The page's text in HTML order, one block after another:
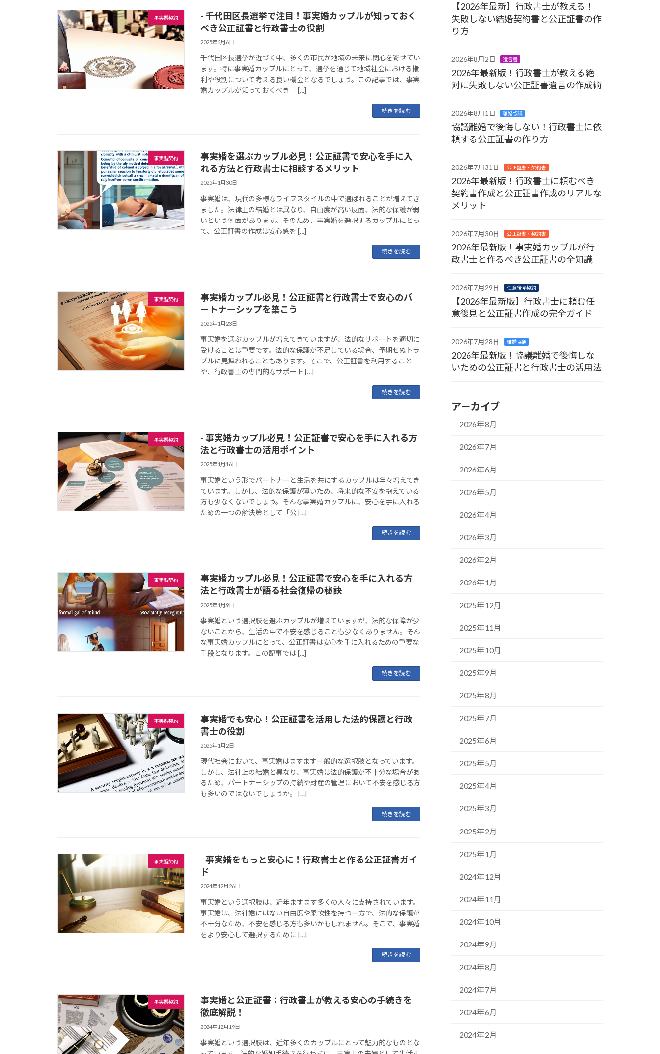
事実婚契約
- 千代田区長選挙で注目！事実婚カップルが知っておく
べき公正証書と行政書士の役割
2025年2月6日
千代田区長選挙が近づく中、多くの市民が地域の未来に関心を寄せてい
ます。特に事実婚カップルにとって、選挙を通じて地域社会における権
利や役割について考える良い機会となるでしょう。この記事では、事実
婚カップルが知っておくべき「 […]
続きを読む
事実婚契約
事実婚を選ぶカップル必見！公正証書で安心を手に入
れる方法と行政書士に相談するメリット
2025年1月30日
事実婚は、現代の多様なライフスタイルの中で選ばれることが増えてき
ました。法律上の結婚とは異なり、自由度が高い反面、法的な保護が弱
いという側面があります。そのため、事実婚を選択するカップルにとっ
て、公正証書の作成は安心感を […]
続きを読む
事実婚契約
事実婚カップル必見！公正証書と行政書士で安心のパ
ートナーシップを築こう
2025年1月23日
事実婚を選ぶカップルが増えてきていますが、法的なサポートを適切に
受けることは重要です。法的な保護が不足している場合、予期せぬトラ
ブルに見舞われることもあります。そこで、公正証書を利用すること
や、行政書士の専門的なサポート […]
続きを読む
事実婚契約
- 事実婚カップル必見！公正証書で安心を手に入れる方
法と行政書士の活用ポイント
2025年1月16日
事実婚という形でパートナーと生活を共にするカップルは年々増えてき
ています。しかし、法的な保護が薄いため、将来的な不安を抱えている
方も少なくないでしょう。そんな事実婚カップルに、安心を手に入れる
ための一つの解決策として「公 […]
続きを読む
事実婚契約
事実婚カップル必見！公正証書で安心を手に入れる方
法と行政書士が語る社会復帰の秘訣
2025年1月9日
事実婚という選択肢を選ぶカップルが増えていますが、法的な保障が少
ないことから、生活の中で不安を感じることも少なくありません。そん
な事実婚カップルにとって、公正証書は安心を手に入れるための重要な
手段となります。この記事では […]
続きを読む
事実婚契約
事実婚でも安心！公正証書を活用した法的保護と行政
書士の役割
2025年1月2日
現代社会において、事実婚はますます一般的な選択肢となっています。
しかし、法律上の結婚と異なり、事実婚は法的保護が不十分な場合があ
るため、パートナーシップの持続や財産の管理において不安を感じる方
も多いのではないでしょうか。 […]
続きを読む
事実婚契約
- 事実婚をもっと安心に！行政書士と作る公正証書ガイ
ド
2024年12月26日
事実婚という選択肢は、近年ますます多くの人々に支持されています。
事実婚は、法律婚にはない自由度や柔軟性を持つ一方で、法的な保護が
不十分なため、不安を感じる方も多いかもしれません。そこで、事実婚
をより安心して選択するために […]
続きを読む
事実婚契約
事実婚と公正証書：行政書士が教える安心の手続きを
徹底解説！
2024年12月19日
事実婚という選択肢は、近年多くのカップルにとって魅力的なものとな
【2026年最新】行政書士が教える！
失敗しない結婚契約書と公正証書の作
り方
2026年8月2日 遺言書
2026年最新版！行政書士が教える絶
対に失敗しない公正証書遺言の作成術
2026年8月1日 離婚協議
協議離婚で後悔しない！行政書士に依
頼する公正証書の作り方
2026年7月31日 公正証書・契約書
2026年最新版！行政書士に頼むべき
契約書作成と公正証書作成のリアルな
メリット
2026年7月30日 公正証書・契約書
2026年最新版！事実婚カップルが行
政書士と作るべき公正証書の全知識
2026年7月29日 任意後見契約
【2026年最新版】行政書士に頼む任
意後見と公正証書作成の完全ガイド
2026年7月28日 離婚協議
2026年最新版！協議離婚で後悔しな
いための公正証書と行政書士の活用法
アーカイブ
2026年8月
2026年7月
2026年6月
2026年5月
2026年4月
2026年3月
2026年2月
2026年1月
2025年12月
2025年11月
2025年10月
2025年9月
2025年8月
2025年7月
2025年6月
2025年5月
2025年4月
2025年3月
2025年2月
2025年1月
2024年12月
2024年11月
2024年10月
2024年9月
2024年8月
2024年7月
2024年6月
2024年2月